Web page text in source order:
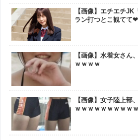
【画像】エチエチJK
ラン打つとこ観てて
【画像】水着女さん
ｗｗｗｗ
【画像】女子陸上部
ｗｗｗｗｗｗｗｗｗ